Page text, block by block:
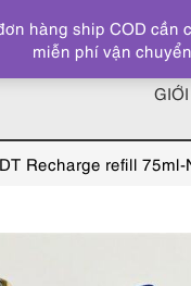
Recharge refill
hàng ship COD
miễn phí vận